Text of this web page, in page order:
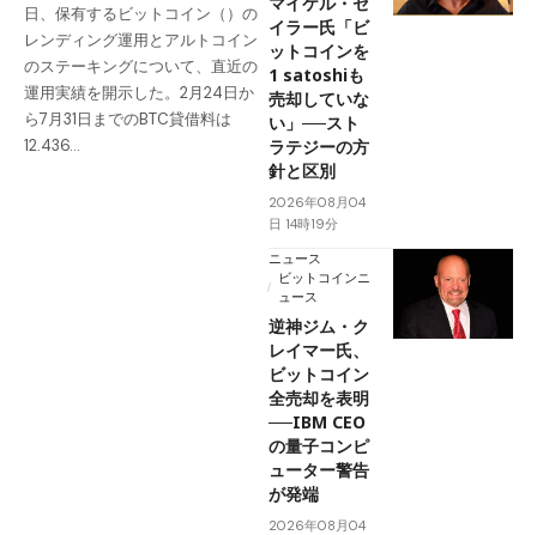
日、保有するビットコイン（）の
レンディング運用とアルトコイン
のステーキングについて、直近の
運用実績を開示した。2月24日か
ら7月31日までのBTC貸借料は
12.436…
イラー氏「ビ
ットコインを
1 satoshiも
売却していな
い」──スト
ラテジーの方
針と区別
2026年08月04
日 14時19分
ニュース
ビットコインニ
ュース
逆神ジム・ク
レイマー氏、
ビットコイン
全売却を表明
──IBM CEO
の量子コンピ
ューター警告
が発端
2026年08月04